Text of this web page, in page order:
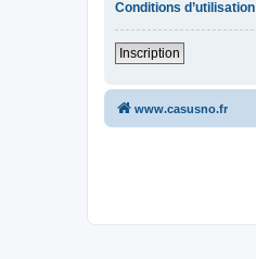
Conditions d’utilisation
Inscription
www.casusno.fr